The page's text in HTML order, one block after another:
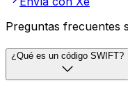
Preguntas frecuentes
¿Qué es un código SWIFT?